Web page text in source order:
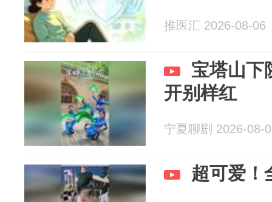
推医汇 2026-08-06
宝塔山下
开别样红
宁夏聊剧 2026-08-
超可爱！